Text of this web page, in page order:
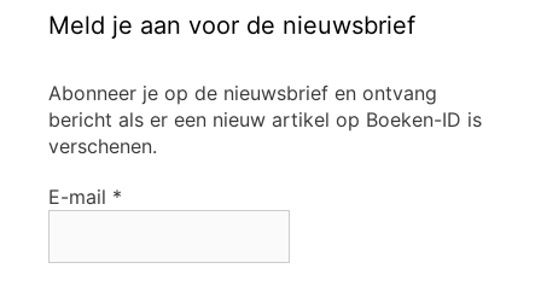
Meld je aan voor de nieuwsbrief
Abonneer je op de nieuwsbrief en ontvang
bericht als er een nieuw artikel op Boeken-ID is
verschenen.
E-mail *